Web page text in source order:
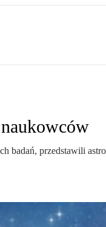
badań, przedstawili